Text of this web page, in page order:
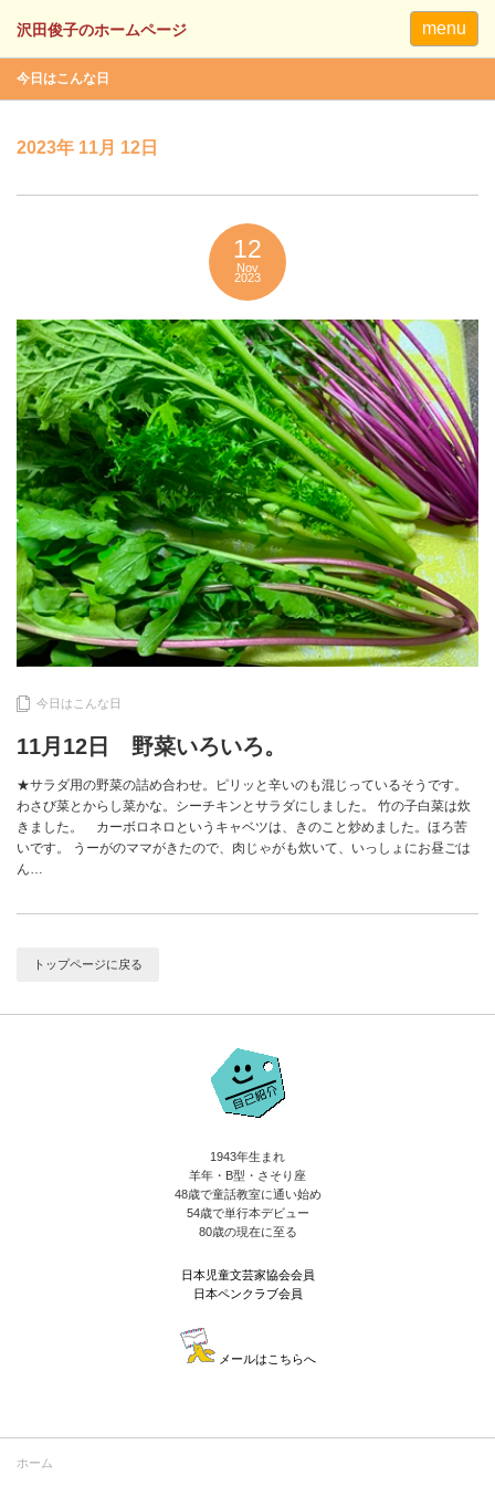
menu
今日はこんな日
2023年 11月 12日
12
Nov
2023
今日はこんな日
11月12日 野菜いろいろ。
★サラダ用の野菜の詰め合わせ。ピリッと辛いのも混じっているそうです。
わさび菜とからし菜かな。シーチキンとサラダにしました。 竹の子白菜は炊
きました。 カーボロネロというキャベツは、きのこと炒めました。ほろ苦
いです。 うーがのママがきたので、肉じゃがも炊いて、いっしょにお昼ごは
ん…
トップページに戻る
1943年生まれ
羊年・B型・さそり座
48歳で童話教室に通い始め
54歳で単行本デビュー
80歳の現在に至る
日本児童文芸家協会会員
日本ペンクラブ会員
メールはこちらへ
ホーム